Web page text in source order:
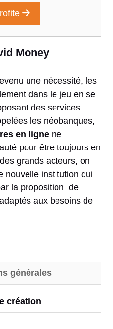
Money
une nécessité, les
dans le jeu en se
des services
les néobanques,
en ligne ne
pour être toujours en
grands acteurs, on
nouvelle institution qui
la proposition de
aux besoins de
générales
création